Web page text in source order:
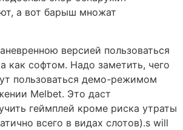
а вот барыш множат
версией пользоваться
как софтом. Надо заметить, чего
пользоваться демо-режимом
Melbet. Это даст
геймплей кроме риска утраты
всего в видах слотов).s will